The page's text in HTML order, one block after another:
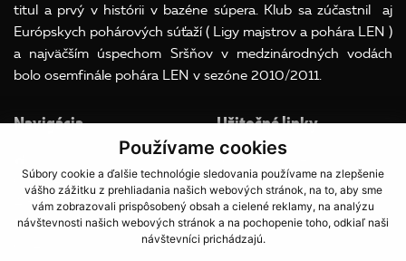
Používame cookies
Súbory cookie a ďalšie technológie sledovania používame na zlepšenie
vášho zážitku z prehliadania našich webových stránok, na to, aby sme
vám zobrazovali prispôsobený obsah a cielené reklamy, na analýzu
návštevnosti našich webových stránok a na pochopenie toho, odkiaľ naši
návštevníci prichádzajú.
titul a prvý v histórii v bazéne súpera. Klub sa zúčastnil aj
Európskych pohárových súťaží ( Ligy majstrov a pohára LEN )
a najväčším úspechom Sršňov v medzinárodných vodách
bolo osemfinále pohára LEN v sezóne 2010/2011.
Navigácia
O klube
A team
Družstvá
Užitočné linky
Súbory Cookies
OOU